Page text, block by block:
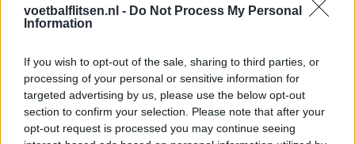
voetbalflitsen.nl - Do Not Process My Personal
Information
If you wish to opt-out of the sale, sharing to third parties, or
processing of your personal or sensitive information for
targeted advertising by us, please use the below opt-out
section to confirm your selection. Please note that after your
opt-out request is processed you may continue seeing
De eerste Míchel-dagen bij Ajax: Blind coacht,
Gloukh krijgt standje en Ceballos wordt gebeld